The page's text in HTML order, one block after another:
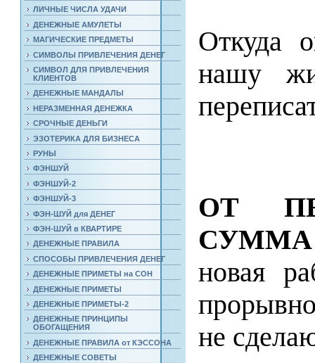
ЛИЧНЫЕ ЧИСЛА УДАЧИ
ДЕНЕЖНЫЕ АМУЛЕТЫ
МАГИЧЕСКИЕ ПРЕДМЕТЫ
СИМВОЛЫ ПРИВЛЕЧЕНИЯ ДЕНЕГ
СИМВОЛ ДЛЯ ПРИВЛЕЧЕНИЯ
КЛИЕНТОВ
ДЕНЕЖНЫЕ МАНДАЛЫ
НЕРАЗМЕННАЯ ДЕНЕЖКА
СРОЧНЫЕ ДЕНЬГИ
ЭЗОТЕРИКА ДЛЯ БИЗНЕСА
РУНЫ
ФЭНШУЙ
ФЭНШУЙ-2
ФЭНШУЙ-3
ФЭН-ШУЙ для ДЕНЕГ
ФЭН-ШУЙ в КВАРТИРЕ
ДЕНЕЖНЫЕ ПРАВИЛА
СПОСОБЫ ПРИВЛЕЧЕНИЯ ДЕНЕГ
ДЕНЕЖНЫЕ ПРИМЕТЫ на СОН
ДЕНЕЖНЫЕ ПРИМЕТЫ
ДЕНЕЖНЫЕ ПРИМЕТЫ-2
ДЕНЕЖНЫЕ ПРИНЦИПЫ
ОБОГАЩЕНИЯ
ДЕНЕЖНЫЕ ПРАВИЛА от КЭССОНА
ДЕНЕЖНЫЕ СОВЕТЫ
Откуда
нашу
ОТ
новая
не